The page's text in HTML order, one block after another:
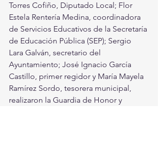
Torres Cofiño, Diputado Local; Flor
Estela Rentería Medina, coordinadora
de Servicios Educativos de la Secretaría
de Educación Pública (SEP); Sergio
Lara Galván, secretario del
Ayuntamiento; José Ignacio García
Castillo, primer regidor y María Mayela
Ramírez Sordo, tesorera municipal,
realizaron la Guardia de Honor y